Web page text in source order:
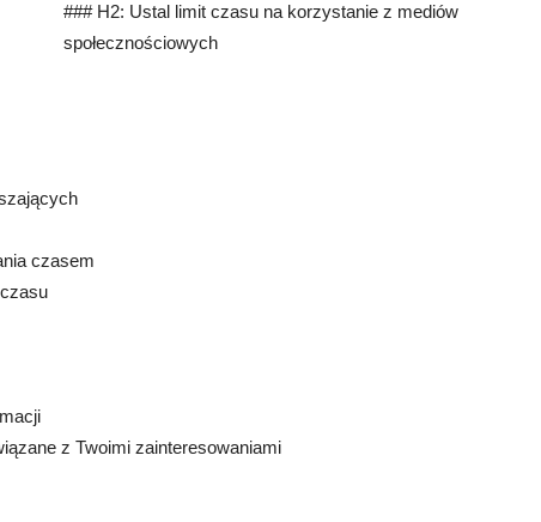
### H2: Ustal limit czasu na korzystanie z mediów
społecznościowych
czasem
z Twoimi zainteresowaniami